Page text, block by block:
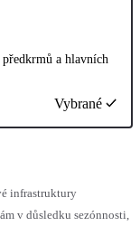
a hlavních
Vybrané
infrastruktury
v důsledku sezónnosti,